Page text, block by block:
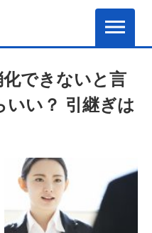
できないと言
い？ 引継ぎは